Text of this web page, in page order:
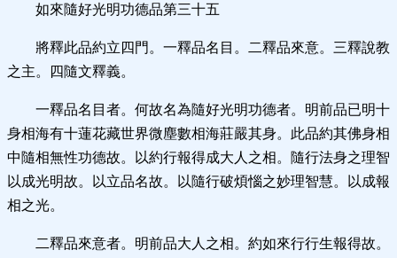
如來隨好光明功德品第三十五
將釋此品約立四門。一釋品名目。二釋品來意。三釋說教
之主。四隨文釋義。
一釋品名目者。何故名為隨好光明功德者。明前品已明十
身相海有十蓮花藏世界微塵數相海莊嚴其身。此品約其佛身相
中隨相無性功德故。以約行報得成大人之相。隨行法身之理智
以成光明故。以立品名故。以隨行破煩惱之妙理智慧。以成報
相之光。
二釋品來意者。明前品大人之相。約如來行行生報得故。